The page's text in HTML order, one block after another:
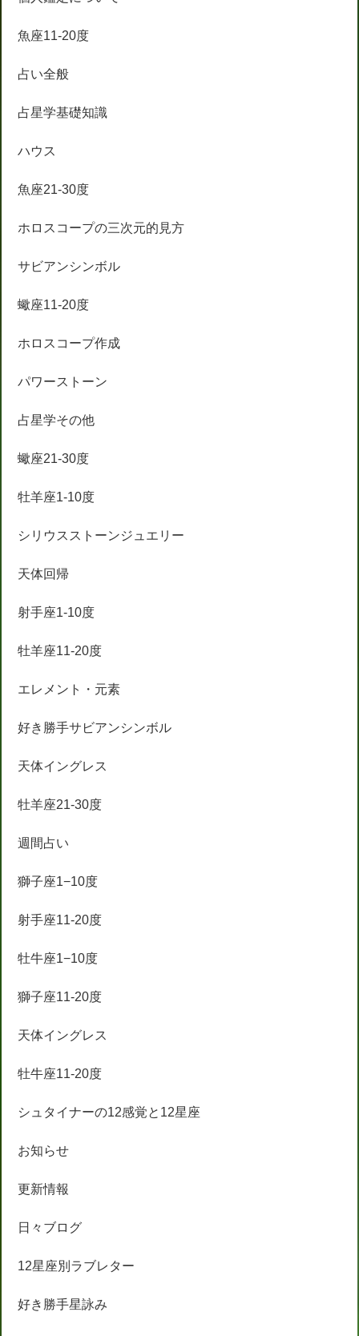
魚座11-20度
占い全般
占星学基礎知識
ハウス
魚座21-30度
ホロスコープの三次元的見方
サビアンシンボル
蠍座11-20度
ホロスコープ作成
パワーストーン
占星学その他
蠍座21-30度
牡羊座1-10度
シリウスストーンジュエリー
天体回帰
射手座1-10度
牡羊座11-20度
エレメント・元素
好き勝手サビアンシンボル
天体イングレス
牡羊座21-30度
週間占い
獅子座1−10度
射手座11-20度
牡牛座1−10度
獅子座11-20度
天体イングレス
牡牛座11-20度
シュタイナーの12感覚と12星座
お知らせ
更新情報
日々ブログ
12星座別ラブレター
好き勝手星詠み